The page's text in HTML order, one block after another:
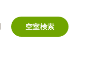
空室検索